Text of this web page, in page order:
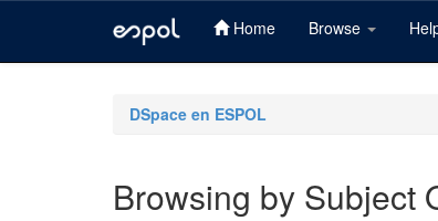
Home Browse
DSpace en ESPOL
Browsing by Subject